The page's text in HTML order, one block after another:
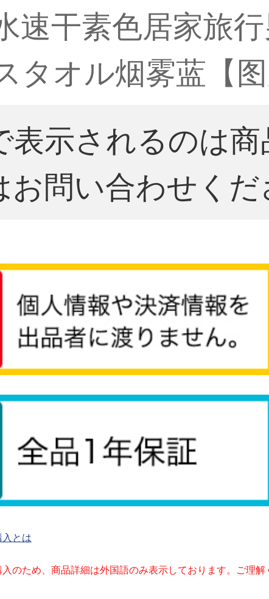
速干素色居家旅
タオル烟雾蓝【
表示されるのは
お問い合わせくだ
とは
のため、商品詳細は外国語のみ表示しております。ご理解